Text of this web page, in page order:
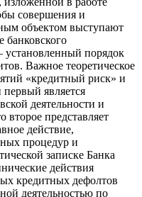
совершения и
объектом выступают
установленный порядок
Важное теоретическое
«кредитный риск» и
является
деятельности и
второе представляет
действие,
процедур и
записке Банка
действия
кредитных дефолтов
деятельностью по